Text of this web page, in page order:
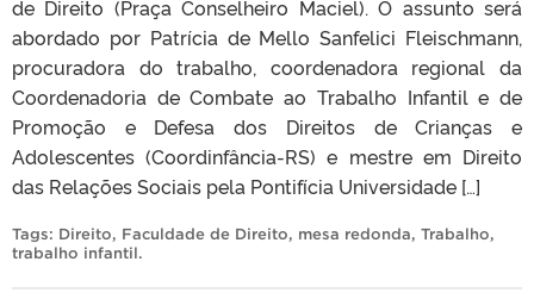
de Direito (Praça Conselheiro Maciel). O assunto será
abordado por Patrícia de Mello Sanfelici Fleischmann,
procuradora do trabalho, coordenadora regional da
Coordenadoria de Combate ao Trabalho Infantil e de
Promoção e Defesa dos Direitos de Crianças e
Adolescentes (Coordinfância-RS) e mestre em Direito
das Relações Sociais pela Pontifícia Universidade […]
Tags: Direito, Faculdade de Direito, mesa redonda, Trabalho,
trabalho infantil.